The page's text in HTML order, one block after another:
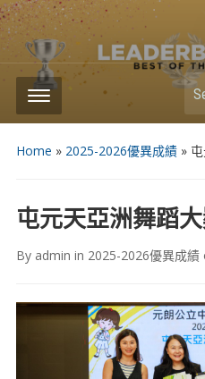
Home » 2025-2026優異成績»
屯元天亞洲舞蹈
By admin in 2025-2026優異成績